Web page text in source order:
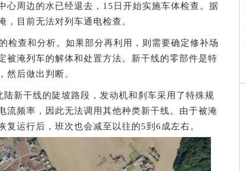
周边的水已经退去，15日开始实施车体检查。据
，目前无法对列车通电检查。
查和分析。如果部分再利用，则需要确定修补场
被淹列车的解体和处置方法。新干线的零部件是特
然后做出判断。
新干线的陡坡路段，发动机和刹车采用了特殊规
流频率，因此无法调用其他种类新干线。由于被淹
复运行后，班次也会减至以往的5到6成左右。